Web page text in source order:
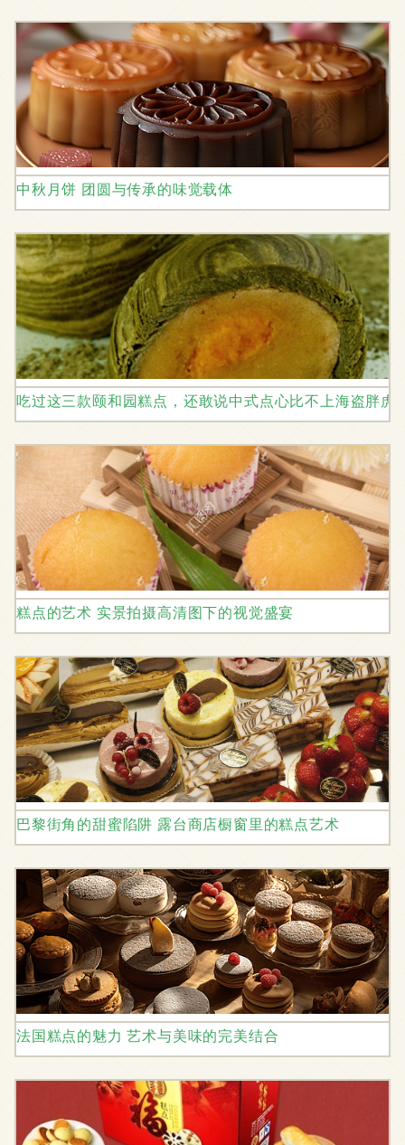
中秋月饼 团圆与传承的味觉载体
吃过这三款颐和园糕点，还敢说中式点心比不上海盗胖虎
糕点的艺术 实景拍摄高清图下的视觉盛宴
巴黎街角的甜蜜陷阱 露台商店橱窗里的糕点艺术
法国糕点的魅力 艺术与美味的完美结合